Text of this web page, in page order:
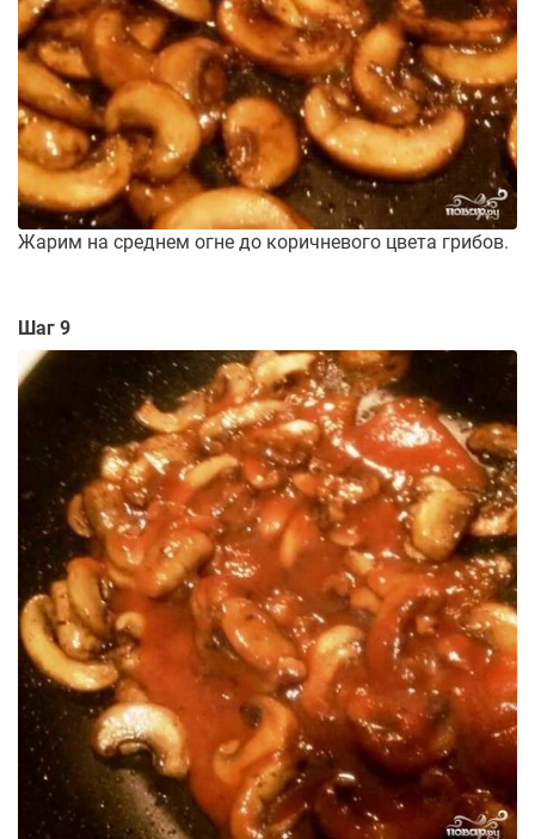
Жарим на среднем огне до коричневого цвета грибов.
Шаг 9